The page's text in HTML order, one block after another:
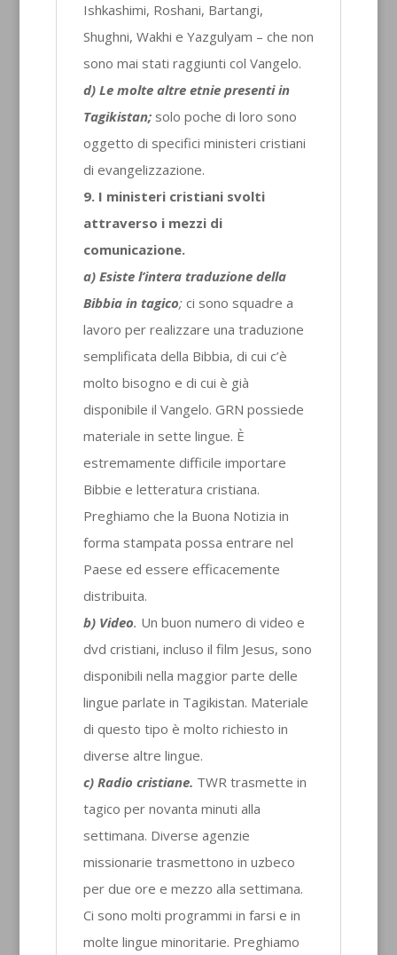
Ishkashimi, Roshani, Bartangi,
Shughni, Wakhi e Yazgulyam – che non
sono mai stati raggiunti col Vangelo.
d) Le molte altre etnie presenti in
Tagikistan;solo poche di loro sono
oggetto di specifici ministeri cristiani
di evangelizzazione.
9. I ministeri cristiani svolti
attraverso i mezzi di
comunicazione.
a) Esiste l’intera traduzione della
Bibbia in tagico;ci sono squadre a
lavoro per realizzare una traduzione
semplificata della Bibbia, di cui c’è
molto bisogno e di cui è già
disponibile il Vangelo. GRN possiede
materiale in sette lingue. È
estremamente difficile importare
Bibbie e letteratura cristiana.
Preghiamo che la Buona Notizia in
forma stampata possa entrare nel
Paese ed essere efficacemente
distribuita.
b) Video. Un buon numero di video e
dvd cristiani, incluso il film Jesus, sono
disponibili nella maggior parte delle
lingue parlate in Tagikistan. Materiale
di questo tipo è molto richiesto in
diverse altre lingue.
c) Radio cristiane. TWR trasmette in
tagico per novanta minuti alla
settimana. Diverse agenzie
missionarie trasmettono in uzbeco
per due ore e mezzo alla settimana.
Ci sono molti programmi in farsi e in
molte lingue minoritarie. Preghiamo